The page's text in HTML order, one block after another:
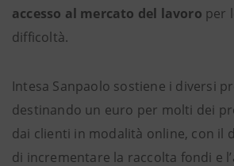
accesso al mercato del lavoro per
difficoltà.
Intesa Sanpaolo sostiene i diversi
destinando un euro per molti dei
dai clienti in modalità online, con il
di incrementare la raccolta fondi e